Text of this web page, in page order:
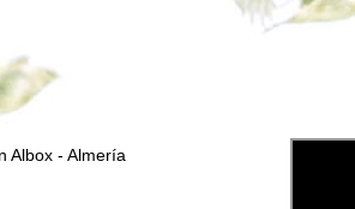
Albox - Almería